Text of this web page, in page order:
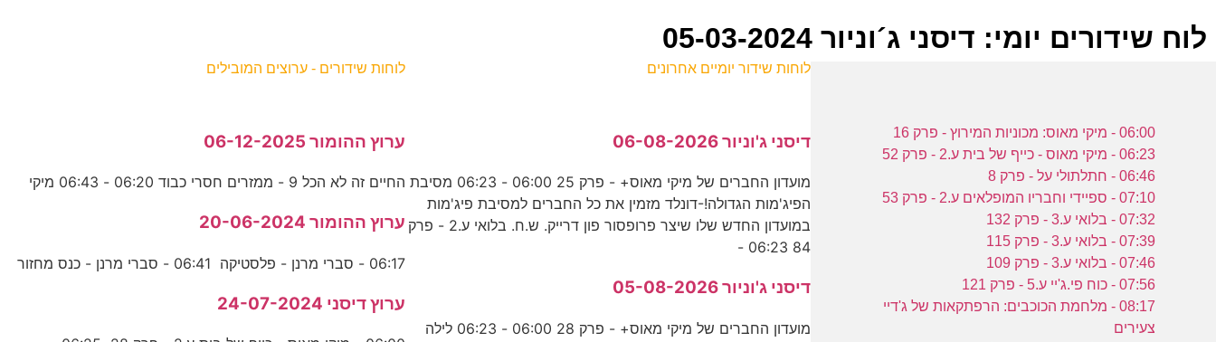
לוח שידורים יומי: דיסני ג´וניור 05-03-2024
06:00 - מיקי מאוס: מכוניות המירוץ - פרק 16
06:23 - מיקי מאוס - כייף של בית ע.2 - פרק 52
06:46 - חתלתולי על - פרק 8
07:10 - ספיידי וחבריו המופלאים ע.2 - פרק 53
07:32 - בלואי ע.3 - פרק 132
07:39 - בלואי ע.3 - פרק 115
07:46 - בלואי ע.3 - פרק 109
07:56 - כוח פי.ג'יי ע.5 - פרק 121
08:17 - מלחמת הכוכבים: הרפתקאות של ג'דיי
צעירים
לוחות שידור יומיים אחרונים
דיסני ג'וניור 06-08-2026
מועדון החברים של מיקי מאוס+ - פרק 25 06:00 - 06:23 מסיבת
הפיג'מות הגדולה!-דונלד מזמין את כל החברים למסיבת פיג'מות
במועדון החדש שלו שיצר פרופסור פון דרייק. ש.ח. בלואי ע.2 - פרק
84 06:23 -
דיסני ג'וניור 05-08-2026
מועדון החברים של מיקי מאוס+ - פרק 28 06:00 - 06:23 לילה
לוחות שידורים - ערוצים המובילים
ערוץ ההומור 06-12-2025
החיים זה לא הכל 9 - ממזרים חסרי כבוד 06:20 - 06:43 מיקי
ערוץ ההומור 20-06-2024
06:17 - סברי מרנן - פלסטיקה 06:41 - סברי מרנן - כנס מחזור
ערוץ דיסני 24-07-2024